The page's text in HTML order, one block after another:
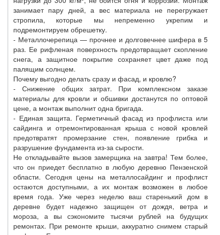
занимает пару дней, а вес материала не перегружает
стропила, которые мы непременно укрепим и
подремонтируем обрешетку.
- Металлочерепица — прочнее и долговечнее шифера в 5
раз. Ее рифленая поверхность предотвращает скопление
снега, а защитное покрытие сохраняет цвет даже под
палящим солнцем.
Почему выгодно делать сразу и фасад, и кровлю?
- Снижение общих затрат. При комплексном заказе
материалы для кровли и обшивки достанутся по оптовой
цене, а монтаж выполнит одна бригада.
- Единая защита. Герметичный фасад из профлиста или
сайдинга и отремонтированная крыша с новой кровлей
предотвратят промерзание стен, появление грибка и
разрушение фундамента из-за сырости.
Не откладывайте вызов замерщика на завтра! Тем более,
что он приедет бесплатно в любую деревню Пензенской
области. Сегодня цены на металлосайдинг и профлист
остаются доступными, а их монтаж возможен в любое
время года. Уже через неделю ваш старенький дом в
деревне будет надежно защищен от дождя, ветра и
мороза, а вы сэкономите тысячи рублей на будущих
ремонтах. При ремонте крыши, аккуратно снимем старый